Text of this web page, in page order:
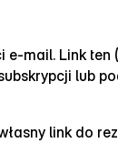
Link ten
lub
link do